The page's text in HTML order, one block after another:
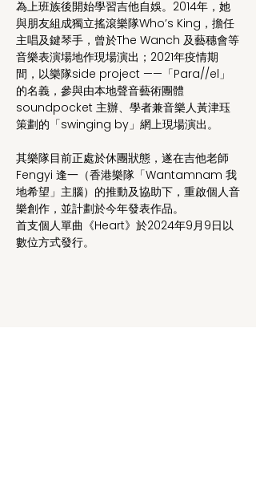
為上班族後開始學習吉他自娛。2014年，她
與朋友組成獨立搖滾樂隊Who’s King，擔任
主唱及鍵琴手，曾於The Wanch 及藝穗會等
音樂表演場地作現場演出；2021年疫情期
間，以樂隊side project ——「Para//el」
的名義，參與由本地聲音藝術團體
soundpocket 主辦、學者兼音樂人黃津珏
策劃的「swinging by」網上現場演出。
其樂隊目前正處於休團狀態，遂在吉他老師
Fengyi 逢一（香港樂隊「Wantamnam 我
地希望」主腦）的推動及協助下，重啟個人音
樂創作，並計劃於今年發表作品。
首支個人單曲《Heart》於2024年9月9日以
數位方式發行。